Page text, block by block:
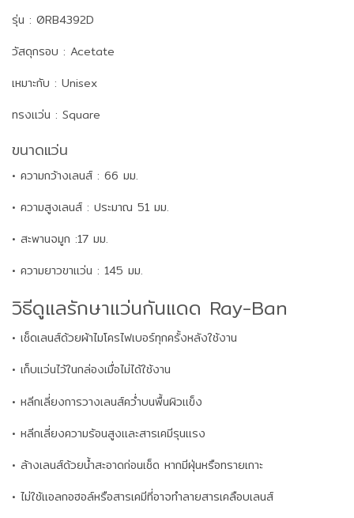
รุ่น : 0RB4392D
วัสดุกรอบ : Acetate
เหมาะกับ : Unisex
ทรงแว่น : Square
ขนาดแว่น
• ความกว้างเลนส์ : 66 มม.
• ความสูงเลนส์ : ประมาณ 51 มม.
• สะพานจมูก :17 มม.
• ความยาวขาแว่น : 145 มม.
วิธีดูแลรักษาแว่นกันแดด Ray-Ban
• เช็ดเลนส์ด้วยผ้าไมโครไฟเบอร์ทุกครั้งหลังใช้งาน
• เก็บแว่นไว้ในกล่องเมื่อไม่ได้ใช้งาน
• หลีกเลี่ยงการวางเลนส์คว่ำบนพื้นผิวแข็ง
• หลีกเลี่ยงความร้อนสูงและสารเคมีรุนแรง
• ล้างเลนส์ด้วยน้ำสะอาดก่อนเช็ด หากมีฝุ่นหรือทรายเกาะ
• ไม่ใช้แอลกอฮอล์หรือสารเคมีที่อาจทำลายสารเคลือบเลนส์